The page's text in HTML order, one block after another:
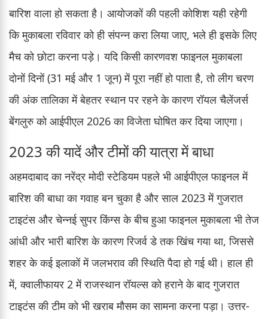
बारिश वाला हो सकता है। आयोजकों की पहली कोशिश यही रहेगी
कि मुकाबला रविवार को ही संपन्न करा लिया जाए, भले ही इसके लिए
मैच को छोटा करना पड़े। यदि किसी कारणवश फाइनल मुकाबला
दोनों दिनों (31 मई और 1 जून) में पूरा नहीं हो पाता है, तो लीग चरण
की अंक तालिका में बेहतर स्थान पर रहने के कारण रॉयल चैलेंजर्स
बेंगलुरु को आईपीएल 2026 का विजेता घोषित कर दिया जाएगा।
2023 की यादें और टीमों की यात्रा में बाधा
अहमदाबाद का नरेंद्र मोदी स्टेडियम पहले भी आईपीएल फाइनल में
बारिश की बाधा का गवाह बन चुका है और साल 2023 में गुजरात
टाइटंस और चेन्नई सुपर किंग्स के बीच हुआ फाइनल मुकाबला भी तेज
आंधी और भारी बारिश के कारण रिजर्व डे तक खिंच गया था, जिससे
शहर के कई इलाकों में जलभराव की स्थिति पैदा हो गई थी। हाल ही
में, क्वालीफायर 2 में राजस्थान रॉयल्स को हराने के बाद गुजरात
टाइटंस की टीम को भी खराब मौसम का सामना करना पड़ा। उत्तर-